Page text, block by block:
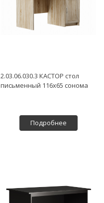
2.03.06.030.3 КАСТОР стол
письменный 116х65 сонома
Подробнее